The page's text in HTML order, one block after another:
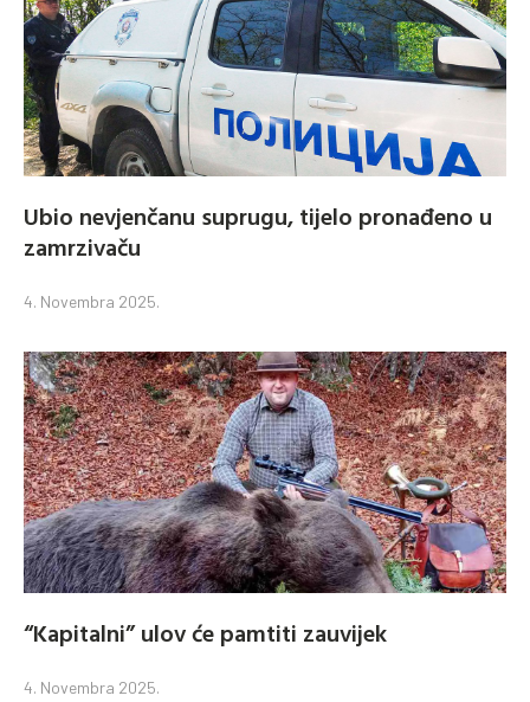
Ubio nevjenčanu suprugu, tijelo pronađeno u
zamrzivaču
4. Novembra 2025.
“Kapitalni” ulov će pamtiti zauvijek
4. Novembra 2025.